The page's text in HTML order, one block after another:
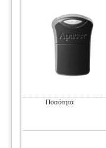
Ποσότητα